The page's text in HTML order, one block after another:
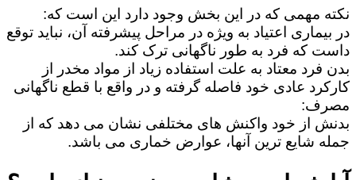
نکته مهمی که در این بخش وجود دارد این است که:
در بیماری اعتیاد به ویژه در مراحل پیشرفته آن، نباید توقع
داست که فرد به طور ناگهانی ترک کند.
بدن فرد معتاد به علت استفاده زیاد از مواد مخدر از
کارکرد عادی خود فاصله گرفته و در واقع با قطع ناگهانی
مصرف:
بدنش از خود واکنش های مختلفی نشان می دهد که از
جمله شایع ترین آنها، عوارض خماری می باشد.